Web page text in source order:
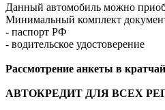
Данный автомобиль можно
Минимальный комплект
- паспорт РФ
- водительское удостоверение
Рассмотрение анкеты в
АВТОКРЕДИТ ДЛЯ ВСЕХ